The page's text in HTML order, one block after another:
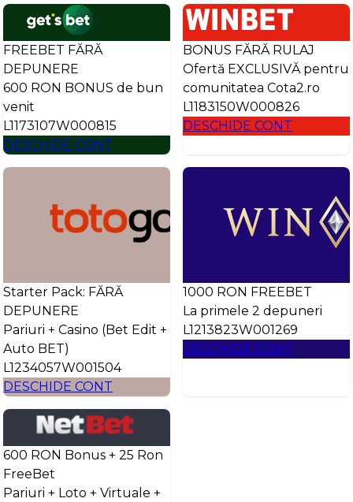
FREEBET FĂRĂ
DEPUNERE
600 RON BONUS de bun
venit
L1173107W000815
DESCHIDE CONT
BONUS FĂRĂ RULAJ
Ofertă EXCLUSIVĂ pentru
comunitatea Cota2.ro
L1183150W000826
DESCHIDE CONT
Starter Pack: FĂRĂ
DEPUNERE
Pariuri + Casino (Bet Edit +
Auto BET)
L1234057W001504
DESCHIDE CONT
1000 RON FREEBET
La primele 2 depuneri
L1213823W001269
DESCHIDE CONT
600 RON Bonus + 25 Ron
FreeBet
Pariuri + Loto + Virtuale +